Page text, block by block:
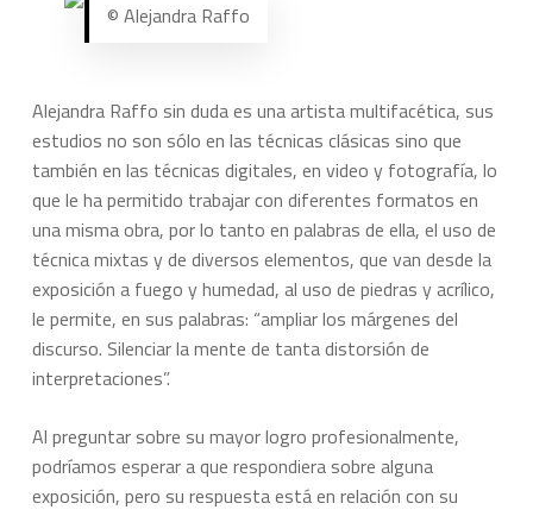
© Alejandra Raffo
Alejandra Raffo sin duda es una artista multifacética, sus
estudios no son sólo en las técnicas clásicas sino que
también en las técnicas digitales, en video y fotografía, lo
que le ha permitido trabajar con diferentes formatos en
una misma obra, por lo tanto en palabras de ella, el uso de
técnica mixtas y de diversos elementos, que van desde la
exposición a fuego y humedad, al uso de piedras y acrílico,
le permite, en sus palabras: “ampliar los márgenes del
discurso. Silenciar la mente de tanta distorsión de
interpretaciones”.
Al preguntar sobre su mayor logro profesionalmente,
podríamos esperar a que respondiera sobre alguna
exposición, pero su respuesta está en relación con su